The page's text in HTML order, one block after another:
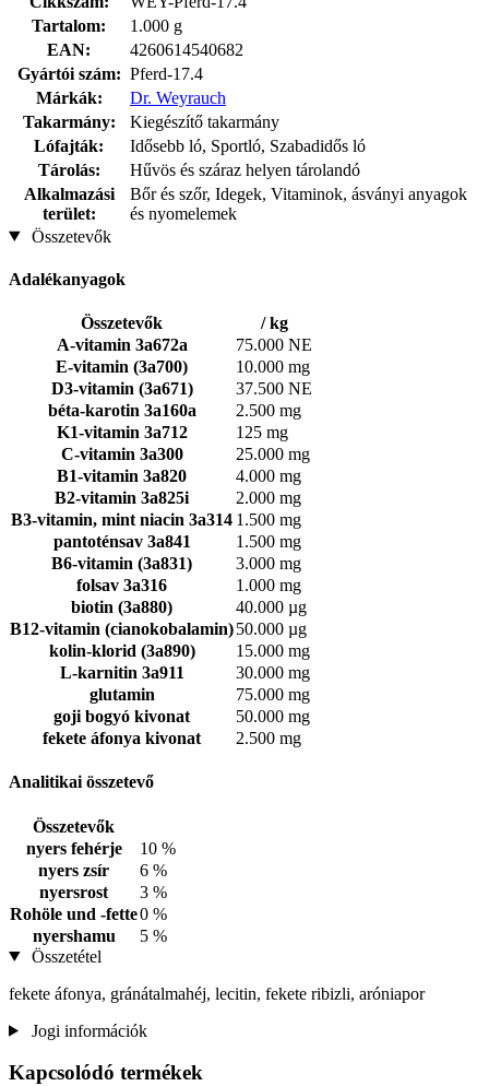
Tartalom:
1.000 g
EAN:
4260614540682
Gyártói szám: Pferd-17.4
Márkák:
Dr. Weyrauch
Takarmány:
Kiegészítő takarmány
Lófajták:
Idősebb ló, Sportló, Szabadidős ló
Tárolás:
Hűvös és száraz helyen tárolandó
Alkalmazási
terület:
Bőr és szőr, Idegek, Vitaminok, ásványi anyagok
és nyomelemek
Összetevők
Adalékanyagok
Összetevők
/ kg
A-vitamin 3a672a
75.000 NE
E-vitamin (3a700)
10.000 mg
D3-vitamin (3a671)
37.500 NE
béta-karotin 3a160a
2.500 mg
K1-vitamin 3a712
125 mg
C-vitamin 3a300
25.000 mg
B1-vitamin 3a820
4.000 mg
B2-vitamin 3a825i
2.000 mg
B3-vitamin, mint niacin 3a314 1.500 mg
pantoténsav 3a841
1.500 mg
B6-vitamin (3a831)
3.000 mg
folsav 3a316
1.000 mg
biotin (3a880)
40.000 µg
B12-vitamin (cianokobalamin)50.000 µg
kolin-klorid (3a890)
15.000 mg
L-karnitin 3a911
30.000 mg
glutamin
75.000 mg
goji bogyó kivonat
50.000 mg
fekete áfonya kivonat
2.500 mg
Analitikai összetevő
Összetevők
nyers fehérje
10 %
nyers zsír
6 %
nyersrost
3 %
Rohöle und -fette0 %
nyershamu
5 %
Összetétel
fekete áfonya, gránátalmahéj, lecitin, fekete ribizli, aróniapor
Jogi információk
Kapcsolódó termékek